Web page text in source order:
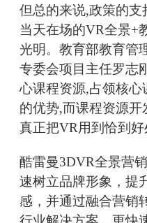
但总的来说,政策的支
当天在场的VR全景+
光明。教育部教育管
专委会项目主任罗志
心课程资源,占领核
的优势,而课程资源
真正把VR用到恰到好
酷雷曼3DVR全景营
速树立品牌形象，提
感，并通过融合营销